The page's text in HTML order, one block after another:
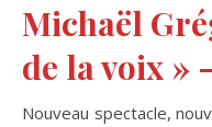
Michaël
de la voix »
Nouveau spectacle,